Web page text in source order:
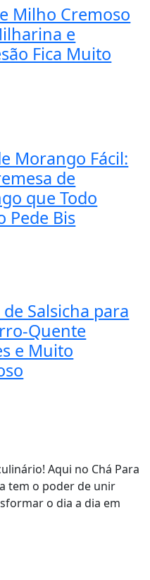
Milho Cremoso
e
Fica Muito
Morango Fácil:
de
que Todo
Pede Bis
Salsicha para
Quente
e Muito
Aqui no Chá Para
tem o poder de unir
o dia a dia em